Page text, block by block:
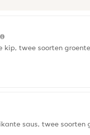
twee soorten
saus, twee soorten